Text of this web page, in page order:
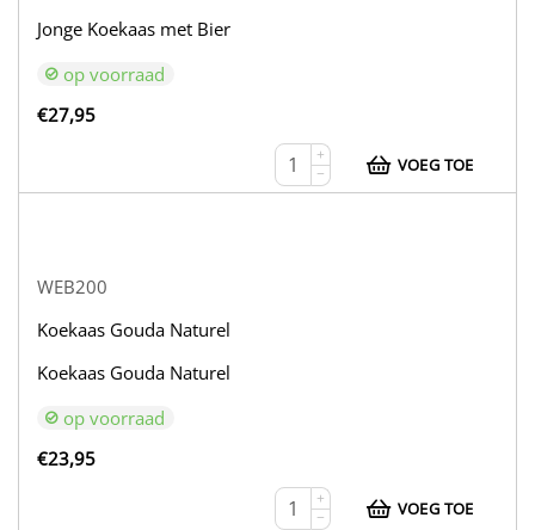
Jonge Koekaas met Bier
op voorraad
€27,95
+
−
VOEG TOE
WEB200
Koekaas Gouda Naturel
Koekaas Gouda Naturel
op voorraad
€23,95
+
−
VOEG TOE